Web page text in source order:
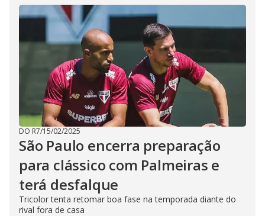
DO R7/15/02/2025
São Paulo encerra preparação
para clássico com Palmeiras e
terá desfalque
Tricolor tenta retomar boa fase na temporada diante do
rival fora de casa